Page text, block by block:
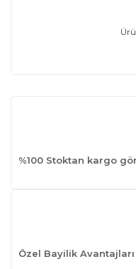
%100 Stoktan kargo
Özel Bayilik